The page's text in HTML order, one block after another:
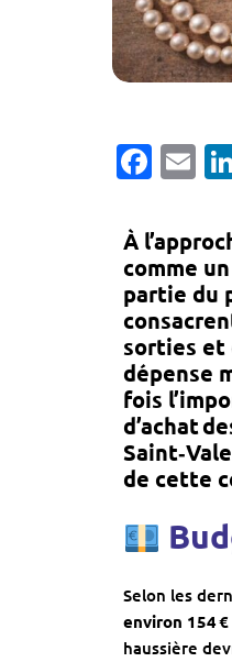
À
comme
partie du
sorties et
dépense
fois
d’achat
de cette
Selon les
environ 154
haussière